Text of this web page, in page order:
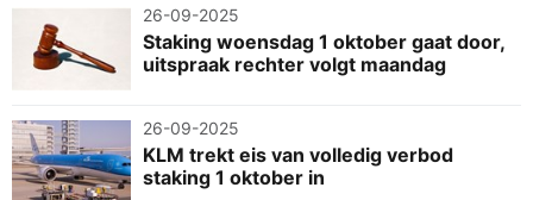
26-09-2025
Staking woensdag 1 oktober gaat door,
uitspraak rechter volgt maandag
26-09-2025
KLM trekt eis van volledig verbod
staking 1 oktober in